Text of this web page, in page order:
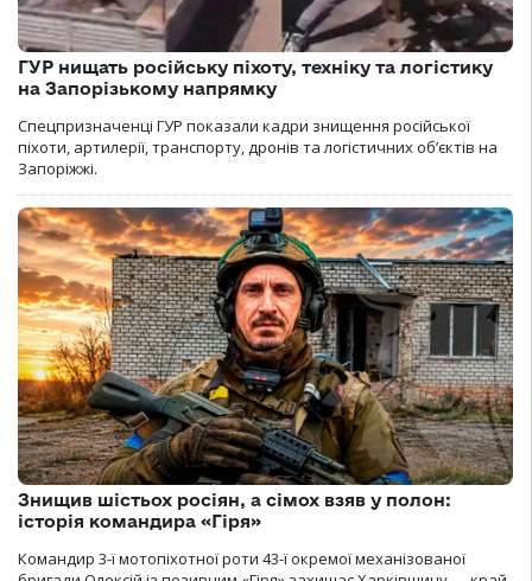
ГУР нищать російську піхоту, техніку та логістику
на Запорізькому напрямку
Спецпризначенці ГУР показали кадри знищення російської
піхоти, артилерії, транспорту, дронів та логістичних об’єктів на
Запоріжжі.
Знищив шістьох росіян, а сімох взяв у полон:
історія командира «Гіря»
Командир 3-ї мотопіхотної роти 43-ї окремої механізованої